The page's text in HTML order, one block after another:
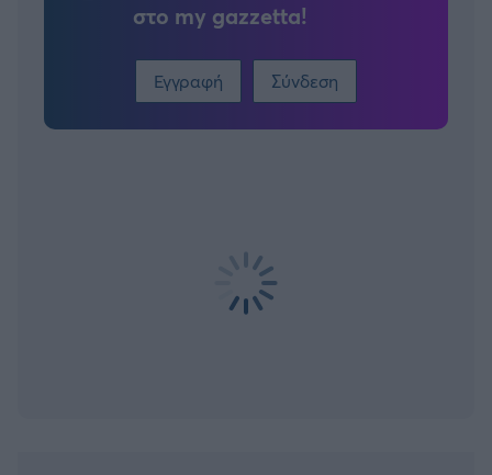
στο my gazzetta!
Εγγραφή Σύνδεση